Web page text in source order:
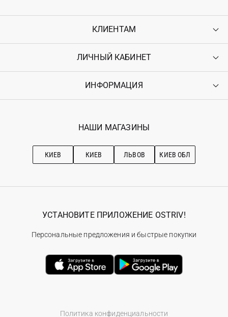
КЛИЕНТАМ
Контакты
Возврат
Гарантия
ЛИЧНЫЙ КАБИНЕТ
Войти
Ostriv Club+
ИНФОРМАЦИЯ
Наши магазини
Рекомендации по уходу
НАШИ МАГАЗИНЫ
КИЕВ КИЕВ ЛЬВОВ КИЕВ ОБЛ
Политика конфиденциальности
УСТАНОВИТЕ ПРИЛОЖЕНИЕ OSTRIV!
Персональные предложения и быстрые покупки